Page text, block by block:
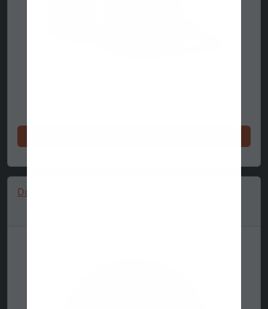
Ducati beanie, rubber logo, New Era, black